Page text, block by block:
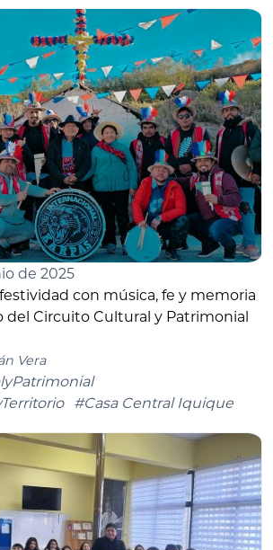
de 2025
con música, fe y memoria
del Circuito Cultural y Patrimonial
Vera
#Casa Central Iquique